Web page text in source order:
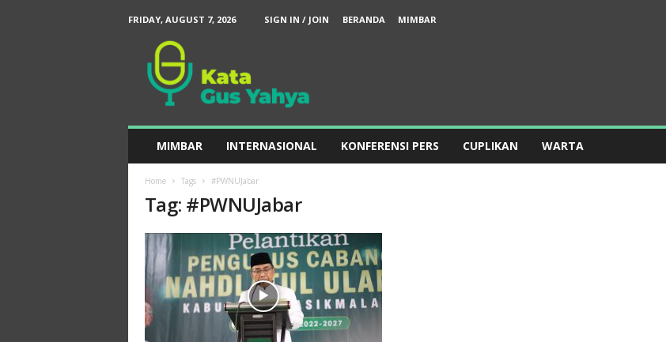
FRIDAY, AUGUST 7, 2026 SIGN IN / JOIN BERANDA
MIMBAR
MIMBAR INTERNASIONAL KONFERENSI PERS CUPLIKAN WARTA
Home Tags #PWNUJabar
Tag: #PWNUJabar